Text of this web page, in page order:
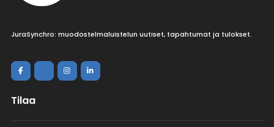
JuraSynchro: muodostelmaluistelun uutiset, tapahtumat ja tulokset.
Tilaa